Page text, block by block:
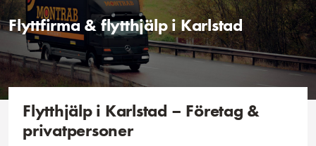
Flyttfirma & flytthjälp i Karlstad
Flytthjälp i Karlstad – Företag &
privatpersoner